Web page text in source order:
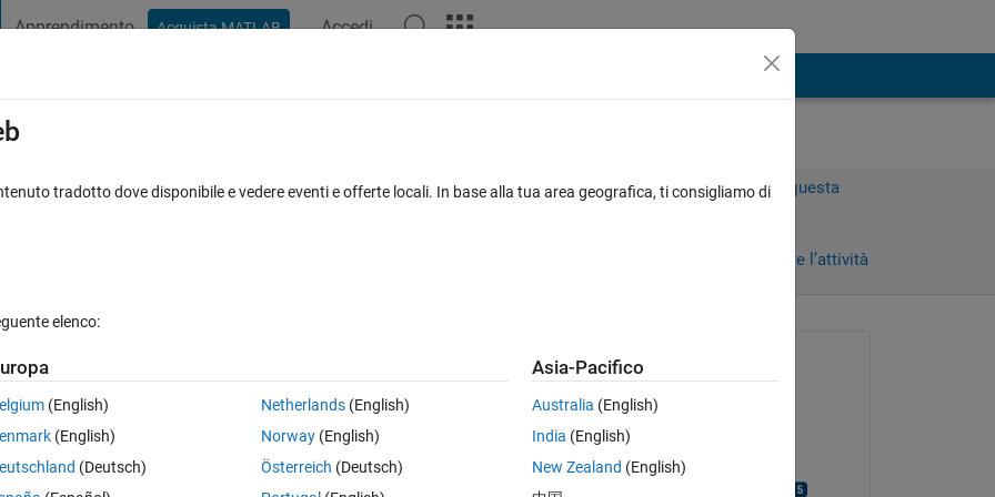
Apprendimento Acquista MATLAB Accedi
App (GUI)
Accedi per rispondere a questa
Accedi per seguire l’attività
0 voti
updateable outcome. For example I have two uieditfield functinos, so a
uieditfied.
Richiesto:
il 5 Ago 2022
Risposto:
tradotto dove disponibile e vedere eventi e offerte locali. In base alla tua area geografica, ti consigliamo di
elenco:
(English)
(English)
(Deutsch)
Netherlands(English)
Norway(English)
Österreich (Deutsch)
Asia-Pacifico
Australia (English)
India (English)
New Zealand (English)